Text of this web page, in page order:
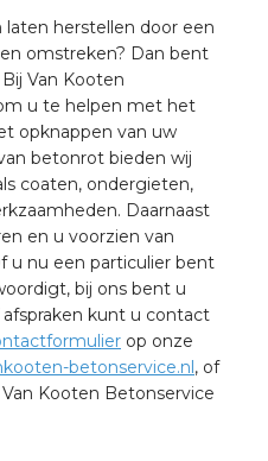
herstellen door een
omstreken? Dan bent
Van Kooten
u te helpen met het
opknappen van uw
betonrot bieden wij
coaten, ondergieten,
Daarnaast
en u voorzien van
u nu een particulier bent
bij ons bent u
kunt u contact
op onze
betonservice.nl, of
Kooten Betonservice